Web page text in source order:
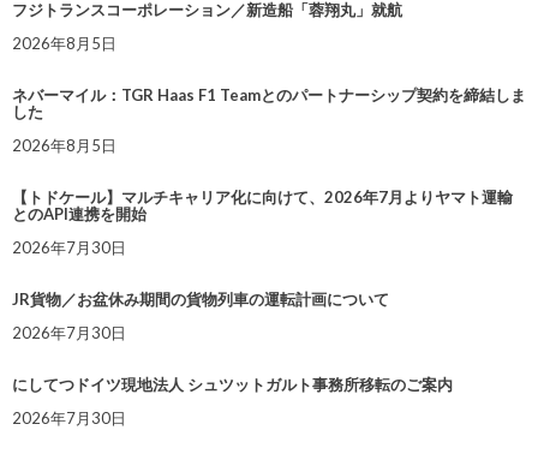
フジトランスコーポレーション／新造船「蓉翔丸」就航
2026年8月5日
ネバーマイル：TGR Haas F1 Teamとのパートナーシップ契約を締結しま
した
2026年8月5日
【トドケール】マルチキャリア化に向けて、2026年7月よりヤマト運輸
とのAPI連携を開始
2026年7月30日
JR貨物／お盆休み期間の貨物列車の運転計画について
2026年7月30日
にしてつドイツ現地法人 シュツットガルト事務所移転のご案内
2026年7月30日